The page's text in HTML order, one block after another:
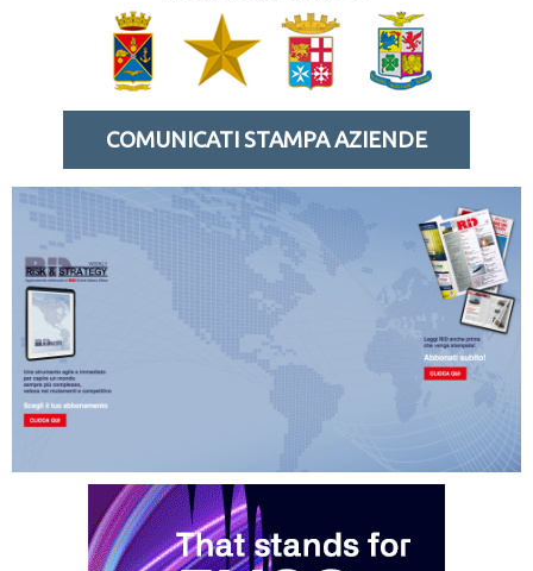
COMUNICATI STAMPA AZIENDE